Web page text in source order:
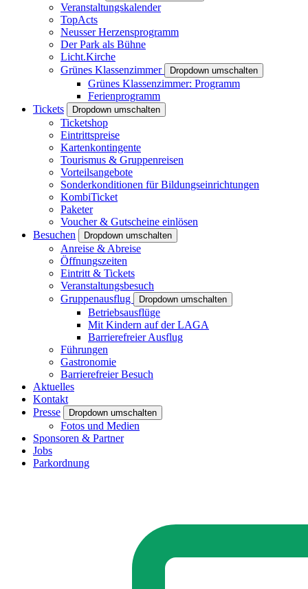
Veranstaltungskalender
TopActs
Neusser Herzensprogramm
Der Park als Bühne
Licht.Kirche
Grünes Klassenzimmer
Dropdown umschalten
Grünes Klassenzimmer: Programm
Ferienprogramm
Tickets
Dropdown umschalten
Ticketshop
Eintrittspreise
Kartenkontingente
Tourismus & Gruppenreisen
Vorteilsangebote
Sonderkonditionen für Bildungseinrichtungen
KombiTicket
Paketer
Voucher & Gutscheine einlösen
Besuchen
Dropdown umschalten
Anreise & Abreise
Öffnungszeiten
Eintritt & Tickets
Veranstaltungsbesuch
Gruppenausflug
Dropdown umschalten
Betriebsausflüge
Mit Kindern auf der LAGA
Barrierefreier Ausflug
Führungen
Gastronomie
Barrierefreier Besuch
Aktuelles
Kontakt
Presse
Dropdown umschalten
Fotos und Medien
Sponsoren & Partner
Jobs
Parkordnung